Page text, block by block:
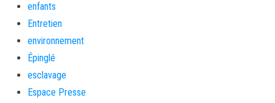
enfants
Entretien
environnement
Épinglé
esclavage
Espace Presse